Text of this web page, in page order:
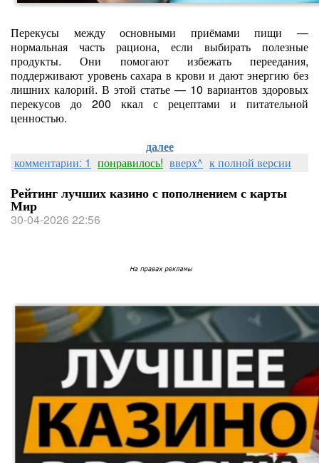
Перекусы между основными приёмами пищи —
нормальная часть рациона, если выбирать полезные
продукты. Они помогают избежать переедания,
поддерживают уровень сахара в крови и дают энергию без
лишних калорий. В этой статье — 10 вариантов здоровых
перекусов до 200 ккал с рецептами и питательной
ценностью.
далее
комментарии: 1 понравилось! вверх^ к полной версии
Рейтинг лучших казино с пополнением с карты
Мир
30-04-2026 22:56